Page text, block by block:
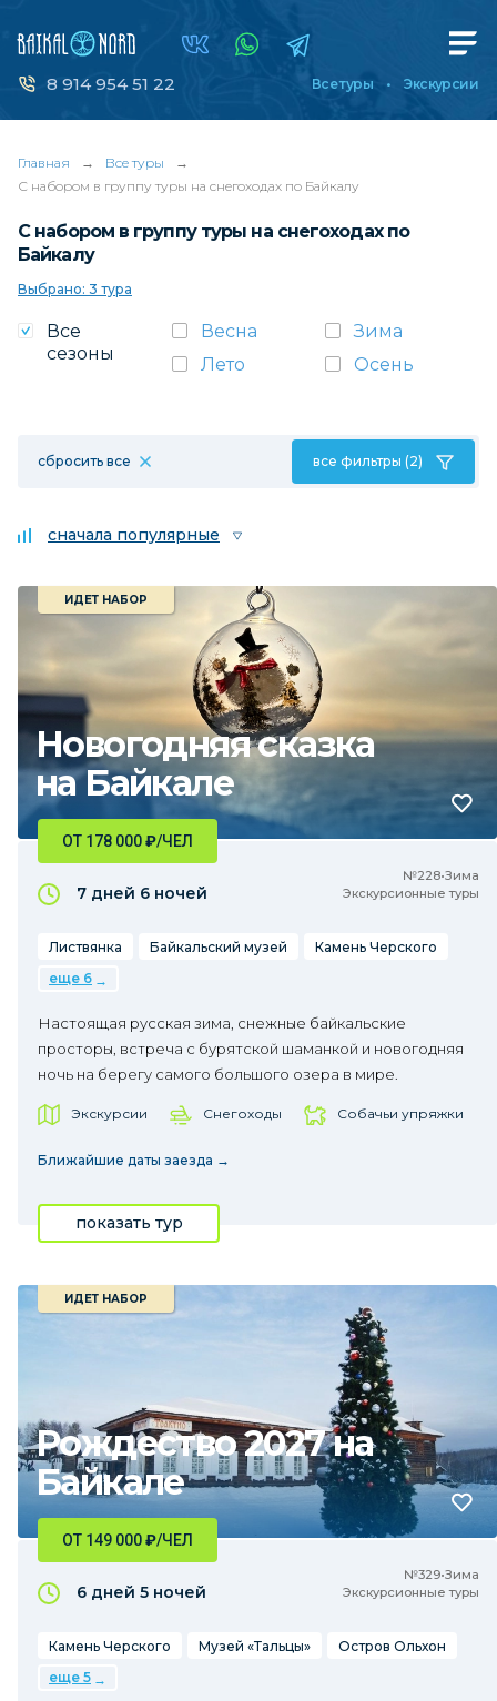
8 914 954 51 22 Все туры Экскурсии
Главная → Все туры
→
С набором в группу туры на снегоходах по Байкалу
С набором в группу туры на снегоходах по
Байкалу
Выбрано: 3 тура
Все
сезоны
Весна
Зима
Лето
Осень
сбросить все все фильтры (2)
сначала популярные
Новогодняя сказка
на Байкале
ИДЕТ НАБОР
№228•Зима
Экскурсионные туры
ОТ 178 000₽/ЧЕЛ
7 дней 6 ночей
Листвянка Байкальский музей
Камень Черского
еще 6
Настоящая русская зима, снежные байкальские
просторы, встреча с бурятской шаманкой и новогодняя
ночь на берегу самого большого озера в мире.
Экскурсии Снегоходы Собачьи упряжки
Ближайшие даты заезда →
показать тур
Рождество 2027 на
Байкале
ИДЕТ НАБОР
№329•Зима
Экскурсионные туры
ОТ 149 000₽/ЧЕЛ
6 дней 5 ночей
Камень Черского Музей «Тальцы»
Остров Ольхон
еще 5